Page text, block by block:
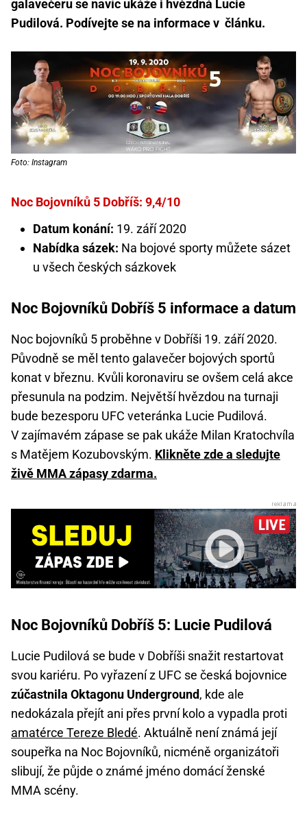
galavečeru se navíc ukáže i hvězdná Lucie
Pudilová. Podívejte se na informace v článku.
Foto: Instagram
Noc Bojovníků 5 Dobříš: 9,4/10
Datum konání: 19. září 2020
Nabídka sázek: Na bojové sporty můžete sázet
u všech českých sázkovek
Noc Bojovníků Dobříš 5 informace a datum
Noc bojovníků 5 proběhne v Dobříši 19. září 2020.
Původně se měl tento galavečer bojových sportů
konat v březnu. Kvůli koronaviru se ovšem celá akce
přesunula na podzim. Největší hvězdou na turnaji
bude bezesporu UFC veteránka Lucie Pudilová.
V zajímavém zápase se pak ukáže Milan Kratochvíla
s Matějem Kozubovským. Klikněte zde a sledujte
živě MMA zápasy zdarma.
Noc Bojovníků Dobříš 5: Lucie Pudilová
Lucie Pudilová se bude v Dobříši snažit restartovat
svou kariéru. Po vyřazení z UFC se česká bojovnice
zúčastnila Oktagonu Underground, kde ale
nedokázala přejít ani přes první kolo a vypadla proti
amatérce Tereze Bledé. Aktuálně není známá její
soupeřka na Noc Bojovníků, nicméně organizátoři
slibují, že půjde o známé jméno domácí ženské
MMA scény.